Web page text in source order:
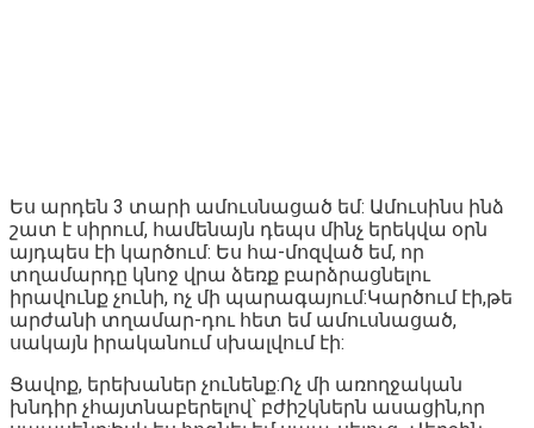
Ես արդեն 3 տարի ամուսնացած եմ: Ամուսինս ինձ
շատ է սիրում, համենայն դեպս մինչ երեկվա օրն
այդպես էի կարծում: Ես հա-մոզված եմ, որ
տղամարդը կնոջ վրա ձեռք բարձրացնելու
իրավունք չունի, ոչ մի պարագայում:Կարծում էի,թե
արժանի տղամար-դու հետ եմ ամուսնացած,
սակայն իրականում սխալվում էի:
Ցավոք, երեխաներ չունենք:Ոչ մի առողջական
խնդիր չհայտնաբերելով՝ բժիշկներն ասացին,որ